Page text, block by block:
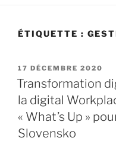
ÉTIQUETTE :
17 DÉCEMBRE 2020
Transformation
la digital
« What’s Up »
Slovensko